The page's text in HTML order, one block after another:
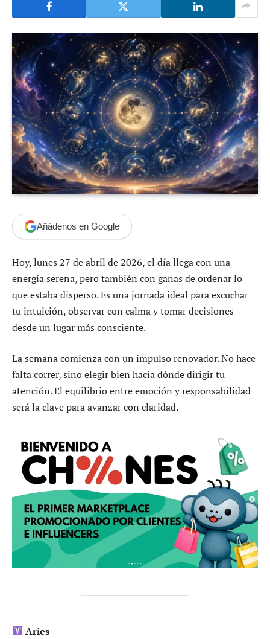
Añádenos en Google
Hoy, lunes 27 de abril de 2026, el día llega con una
energía serena, pero también con ganas de ordenar lo
que estaba disperso. Es una jornada ideal para escuchar
tu intuición, observar con calma y tomar decisiones
desde un lugar más consciente.
La semana comienza con un impulso renovador. No hace
falta correr, sino elegir bien hacia dónde dirigir tu
atención. El equilibrio entre emoción y responsabilidad
será la clave para avanzar con claridad.
Aries